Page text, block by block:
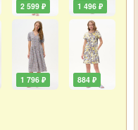
2 599 ₽
1 796 ₽
1 496 ₽
884 ₽